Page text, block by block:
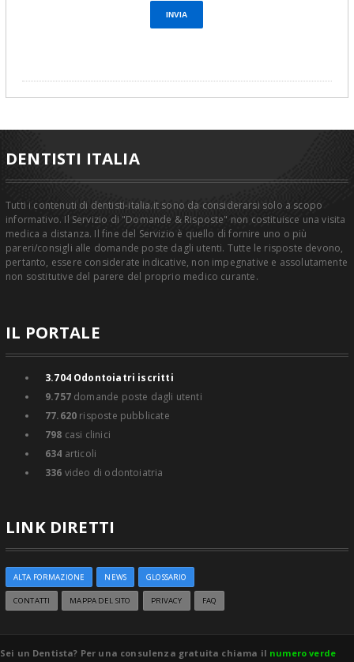
DENTISTI ITALIA
Tutti i contenuti di dentisti-italia.it sono da considerarsi solo a scopo
informativo. Il Servizio di "Domande & Risposte" non costituisce una visita
medica a distanza. Il fine del Servizio è quello di fornire uno o più
pareri/consigli alle domande poste dagli utenti. Tutte le risposte devono,
pertanto, essere considerate indicative, non impegnative e assolutamente
non sostitutive del parere del proprio medico curante.
IL PORTALE
3.704Odontoiatri iscritti
9.757domande poste dagli utenti
77.620 risposte pubblicate
798 casi clinici
634 articoli
336 video di odontoiatria
LINK DIRETTI
ALTA FORMAZIONE NEWS GLOSSARIO
CONTATTI MAPPA DEL SITO PRIVACY FAQ
Sei un Dentista? Per una consulenza gratuita chiama il numero verde